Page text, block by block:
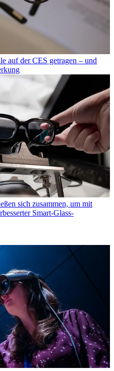
auf der CES getragen – und
sich zusammen, um mit
Smart-Glass-